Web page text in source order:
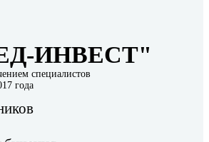
ИНВЕСТ"
специалистов
года